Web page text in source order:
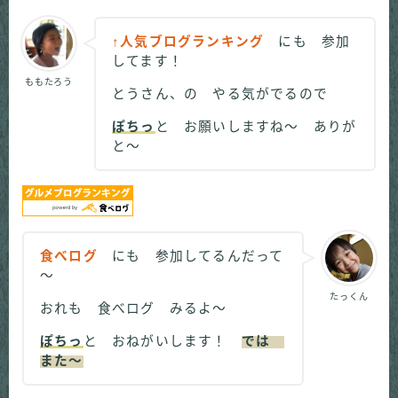
ももたろう
↑人気ブログランキング
にも 参加
してます！
とうさん、の やる気がでるので
ぽちっ と お願いしますね～ ありが
と～
たっくん
食べログ
にも 参加してるんだって
～
おれも 食べログ みるよ～
ぽちっ と おねがいします！ では
また～